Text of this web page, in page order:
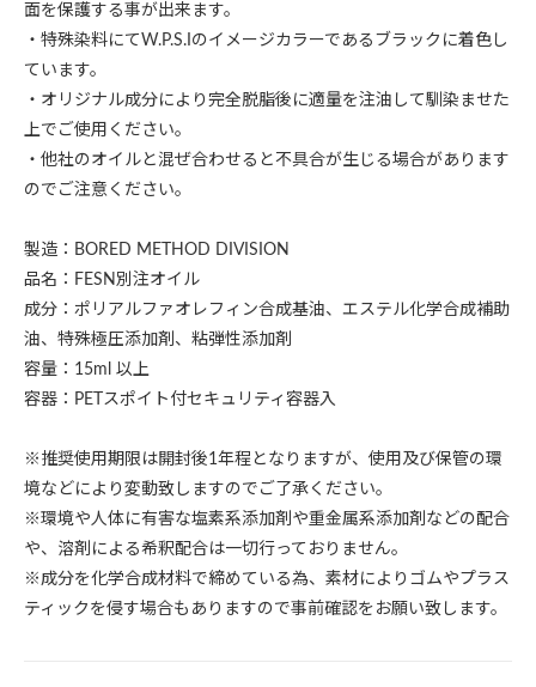
面を保護する事が出来ます。
・特殊染料にてW.P.S.Iのイメージカラーであるブラックに着色し
ています。
・オリジナル成分により完全脱脂後に適量を注油して馴染ませた
上でご使用ください。
・他社のオイルと混ぜ合わせると不具合が生じる場合があります
のでご注意ください。
製造：BORED METHOD DIVISION
品名：FESN別注オイル
成分：ポリアルファオレフィン合成基油、エステル化学合成補助
油、特殊極圧添加剤、粘弾性添加剤
容量：15ml 以上
容器：PETスポイト付セキュリティ容器入
※推奨使用期限は開封後1年程となりますが、使用及び保管の環
境などにより変動致しますのでご了承ください。
※環境や人体に有害な塩素系添加剤や重金属系添加剤などの配合
や、溶剤による希釈配合は一切行っておりません。
※成分を化学合成材料で締めている為、素材によりゴムやプラス
ティックを侵す場合もありますので事前確認をお願い致します。